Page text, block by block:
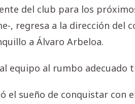
del club para los
, regresa a la dirección del
a Álvaro Arbeloa.
equipo al rumbo adecuado
el sueño de conquistar con